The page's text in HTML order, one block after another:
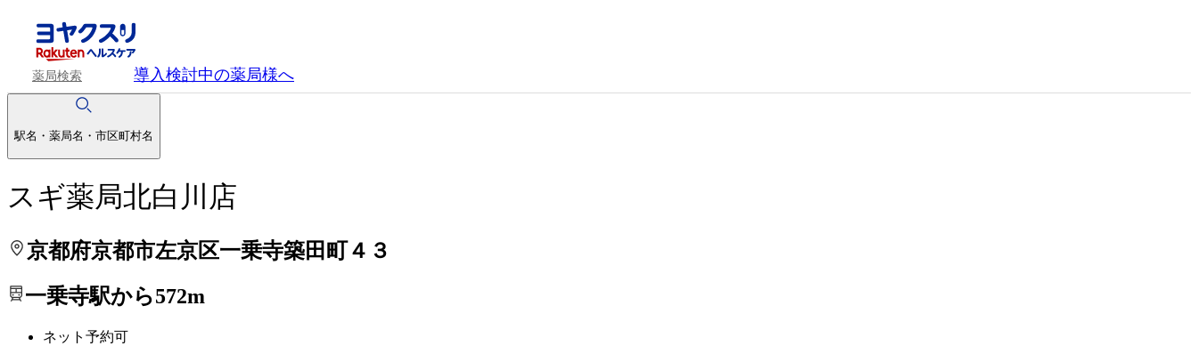
薬局検索 導入検討中の薬局様へ
駅名・薬局名・市区町村名
スギ薬局北白川店
京都府京都市左京区一乗寺築田町４３
一乗寺駅から572m
ネット予約可
処方せんを送って待ち時間を短く！
処方せんを送って待ち時間を短く！